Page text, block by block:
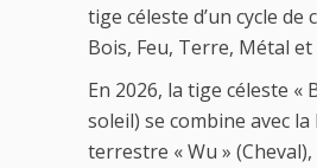
tige céleste d’un cycle de
Bois, Feu, Terre, Métal et
En 2026, la tige céleste «
soleil) se combine avec
terrestre « Wu »